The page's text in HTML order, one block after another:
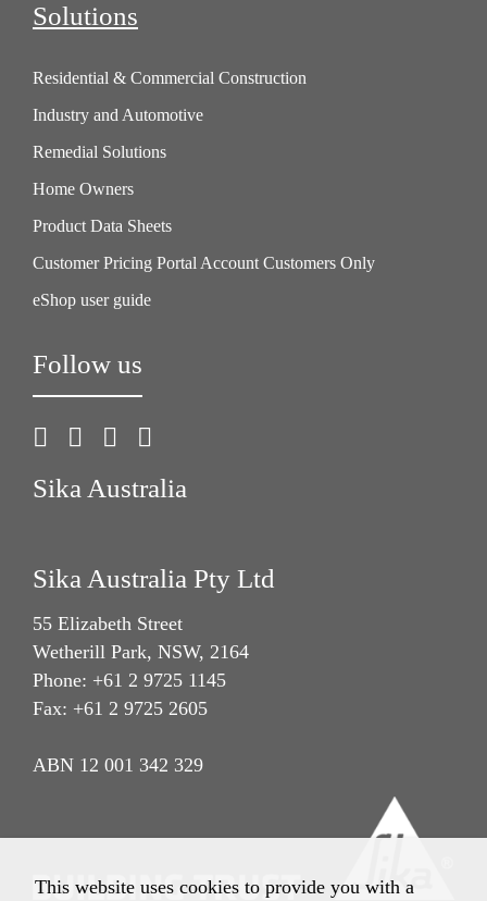
Solutions
Residential & Commercial Construction
Industry and Automotive
Remedial Solutions
Home Owners
Product Data Sheets
Customer Pricing Portal Account Customers Only
eShop user guide
Follow us
Sika Australia
Sika Australia Pty Ltd
55 Elizabeth Street
Wetherill Park, NSW, 2164
Phone: +61 2 9725 1145
Fax: +61 2 9725 2605
ABN 12 001 342 329
This website uses cookies to provide you with a